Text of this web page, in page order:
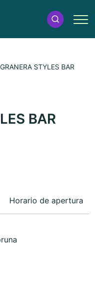
STYLES BAR
BAR
Horario de apertura